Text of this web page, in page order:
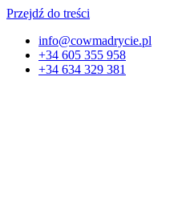
Przejdź do treści
info@cowmadrycie.pl
+34 605 355 958
+34 634 329 381​